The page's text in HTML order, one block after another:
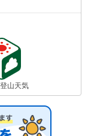
山天気